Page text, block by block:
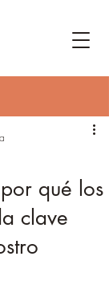
qué los
clave